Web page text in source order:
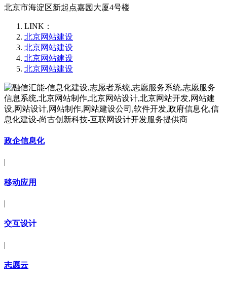
北京市海淀区新起点嘉园大厦4号楼
LINK：
北京网站建设
北京网站建设
北京网站建设
北京网站建设
政企信息化
移动应用
|
交互设计
|
志愿云